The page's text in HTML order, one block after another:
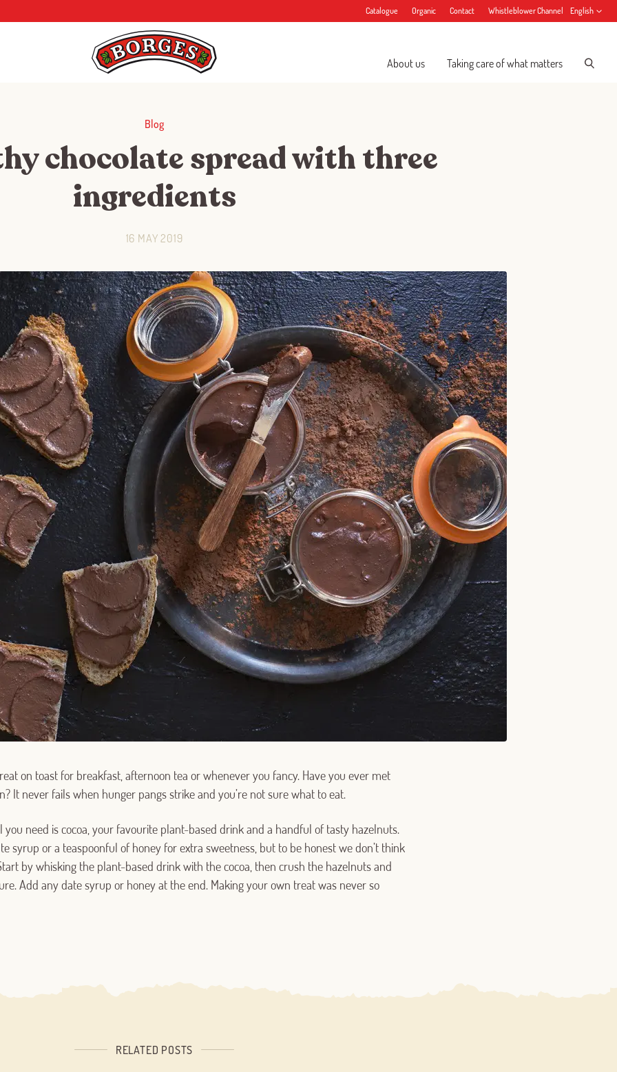
Catalogue Organic Contact Whistleblower Channel English
About us Taking care of what matters
Blog
chocolate spread with three
ingredients
16 MAY 2019
on toast for breakfast, afternoon tea or whenever you fancy. Have you ever met
It never fails when hunger pangs strike and you’re not sure what to eat.
you need is cocoa, your favourite plant-based drink and a handful of tasty hazelnuts.
syrup or a teaspoonful of honey for extra sweetness, but to be honest we don’t think
by whisking the plant-based drink with the cocoa, then crush the hazelnuts and
Add any date syrup or honey at the end. Making your own treat was never so
RELATED POSTS
Log in with Google
Log in with Facebook
OR WITH YOUR EMAIL ADDRESS